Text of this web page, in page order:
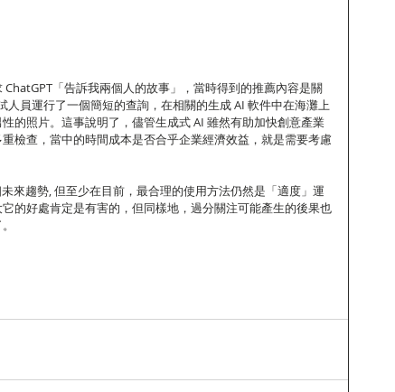
「告訴我兩個人的故事」，當時得到的推薦內容是關
人員運行了一個簡短的查詢，在相關的生成 AI 軟件中在海灘上
的照片。這事說明了，儘管生成式 AI 雖然有助加快創意產業
檢查，當中的時間成本是否合乎企業經濟效益，就是需要考慮
來趨勢, 但至少在目前，最合理的使用方法仍然是「適度」運
的好處肯定是有害的，但同樣地，過分關注可能產生的後果也